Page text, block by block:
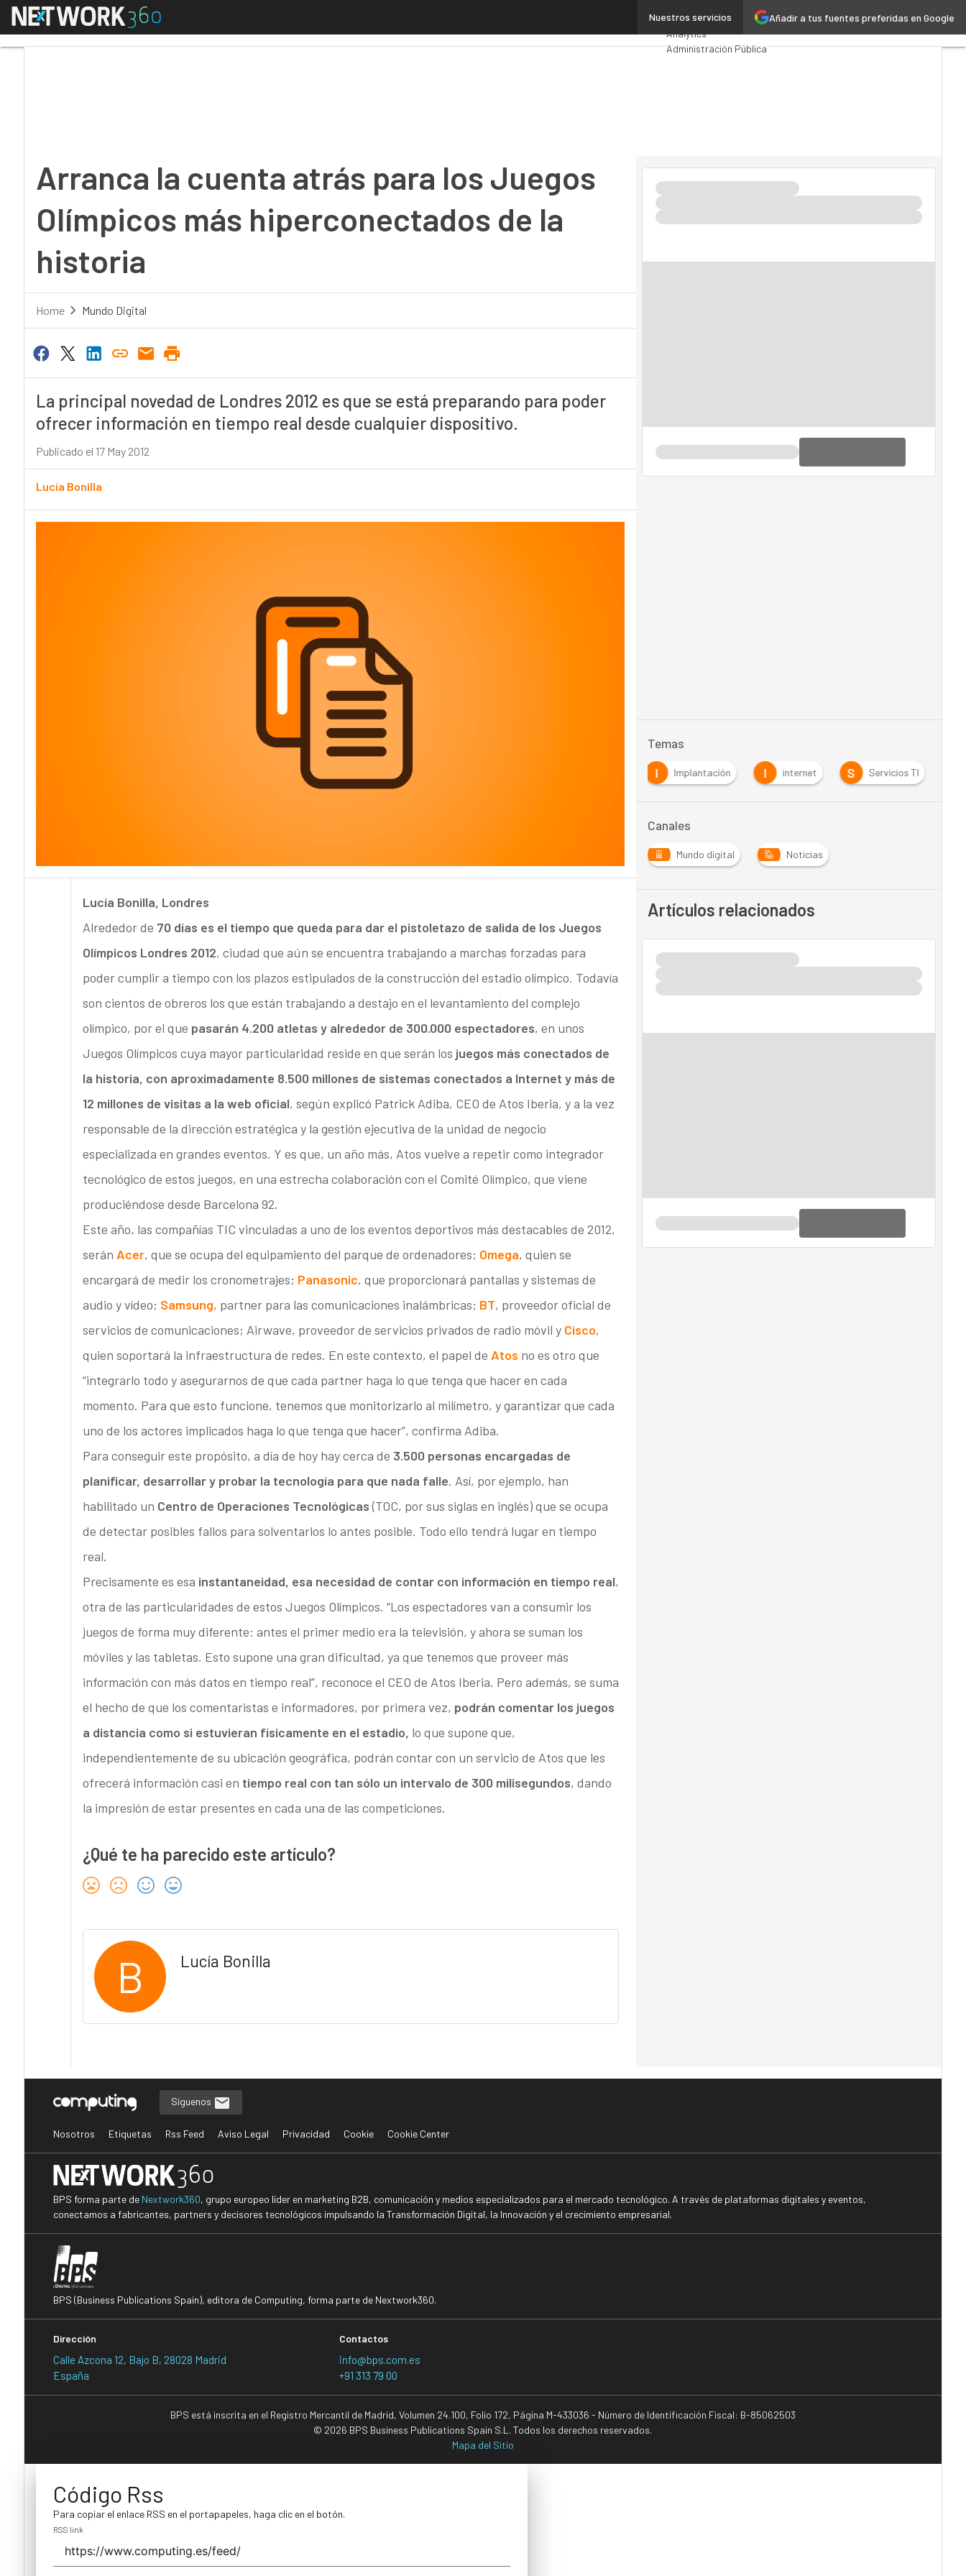
Añadir a tus fuentes preferidas en Google
Nuestros servicios
Menú Arranca la cuenta atrás para los Juegos Olímpicos más hiperconectados de la historiaPremios Computing
Analytics
Administración Pública
Arranca la cuenta atrás para los Juegos
Olímpicos más hiperconectados de la
historia
Home Mundo Digital
La principal novedad de Londres 2012 es que se está preparando para poder
ofrecer información en tiempo real desde cualquier dispositivo.
Publicado el 17 May 2012
Lucía Bonilla
Lucía Bonilla, Londres
Alrededor de 70 días es el tiempo que queda para dar el pistoletazo de salida de los Juegos
Olímpicos Londres 2012, ciudad que aún se encuentra trabajando a marchas forzadas para
poder cumplir a tiempo con los plazos estipulados de la construcción del estadio olímpico. Todavía
son cientos de obreros los que están trabajando a destajo en el levantamiento del complejo
olímpico, por el que pasarán 4.200 atletas y alrededor de 300.000 espectadores, en unos
Juegos Olímpicos cuya mayor particularidad reside en que serán los juegos más conectados de
la historia, con aproximadamente 8.500 millones de sistemas conectados a Internet y más de
12 millones de visitas a la web oficial, según explicó Patrick Adiba, CEO de Atos Iberia, y a la vez
responsable de la dirección estratégica y la gestión ejecutiva de la unidad de negocio
especializada en grandes eventos. Y es que, un año más, Atos vuelve a repetir como integrador
tecnológico de estos juegos, en una estrecha colaboración con el Comité Olímpico, que viene
produciéndose desde Barcelona 92.
Este año, las compañías TIC vinculadas a uno de los eventos deportivos más destacables de 2012,
serán Acer, que se ocupa del equipamiento del parque de ordenadores; Omega, quien se
encargará de medir los cronometrajes; Panasonic, que proporcionará pantallas y sistemas de
audio y vídeo; Samsung, partner para las comunicaciones inalámbricas; BT, proveedor oficial de
servicios de comunicaciones; Airwave, proveedor de servicios privados de radio móvil y Cisco,
quien soportará la infraestructura de redes. En este contexto, el papel de Atos no es otro que
“integrarlo todo y asegurarnos de que cada partner haga lo que tenga que hacer en cada
momento. Para que esto funcione, tenemos que monitorizarlo al milímetro, y garantizar que cada
uno de los actores implicados haga lo que tenga que hacer”, confirma Adiba.
Para conseguir este propósito, a día de hoy hay cerca de 3.500 personas encargadas de
planificar, desarrollar y probar la tecnología para que nada falle. Así, por ejemplo, han
habilitado un Centro de Operaciones Tecnológicas(TOC, por sus siglas en inglés) que se ocupa
de detectar posibles fallos para solventarlos lo antes posible. Todo ello tendrá lugar en tiempo
real.
Precisamente es esa instantaneidad, esa necesidad de contar con información en tiempo real,
otra de las particularidades de estos Juegos Olímpicos. “Los espectadores van a consumir los
juegos de forma muy diferente: antes el primer medio era la televisión, y ahora se suman los
móviles y las tabletas. Esto supone una gran dificultad, ya que tenemos que proveer más
información con más datos en tiempo real”, reconoce el CEO de Atos Iberia. Pero además, se suma
el hecho de que los comentaristas e informadores, por primera vez, podrán comentar los juegos
a distancia como si estuvieran físicamente en el estadio, lo que supone que,
independientemente de su ubicación geográfica, podrán contar con un servicio de Atos que les
ofrecerá información casi en tiempo real con tan sólo un intervalo de 300 milisegundos, dando
la impresión de estar presentes en cada una de las competiciones.
¿Qué te ha parecido este artículo?
B Lucía Bonilla
Temas
I
Implantación I internet S Servicios TI
Canales
Mundo digital Noticias
Artículos relacionados
Síguenos
Nosotros Etiquetas Rss Feed Aviso Legal Privacidad Cookie Cookie Center
BPS forma parte de Nextwork360, grupo europeo líder en marketing B2B, comunicación y medios especializados para el mercado tecnológico. A través de plataformas digitales y eventos,
conectamos a fabricantes, partners y decisores tecnológicos impulsando la Transformación Digital, la Innovación y el crecimiento empresarial.
BPS (Business Publications Spain), editora de Computing, forma parte de Nextwork360.
Dirección
Calle Azcona 12, Bajo B, 28028 Madrid
España
Contactos
info@bps.com.es
+91 313 79 00
BPS está inscrita en el Registro Mercantil de Madrid, Volumen 24.100, Folio 172, Página M-433036 - Número de Identificación Fiscal: B-85062503
© 2026 BPS Business Publications Spain S.L. Todos los derechos reservados.
Mapa del Sitio
Código Rss
Para copiar el enlace RSS en el portapapeles, haga clic en el botón.
RSS link